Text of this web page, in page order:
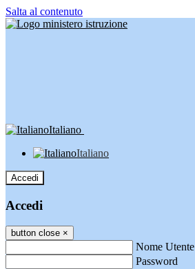
Salta al contenuto
Italiano
Italiano
Accedi
Accedi
button close ×
Nome Utente
Password